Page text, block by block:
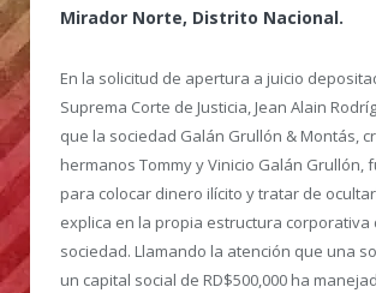
Mirador Norte, Distrito Nacional.
En la solicitud de apertura a juicio
Suprema Corte de Justicia, Jean Alain
que la sociedad Galán Grullón & Montás,
hermanos Tommy y Vinicio Galán Grullón,
para colocar dinero ilícito y tratar de
explica en la propia estructura corporativa
sociedad. Llamando la atención que una
un capital social de RD$500,000 ha